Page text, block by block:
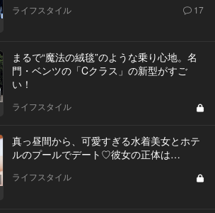
ライフスタイル 17
まるで“魔法の絨毯”のような乗り心地。名
門・ベンツの「Cクラス」の新型がすご
い！
ライフスタイル
真っ昼間から、可愛すぎる水着美女とホテ
ルのプールでデート♡彼女の正体は…
ライフスタイル